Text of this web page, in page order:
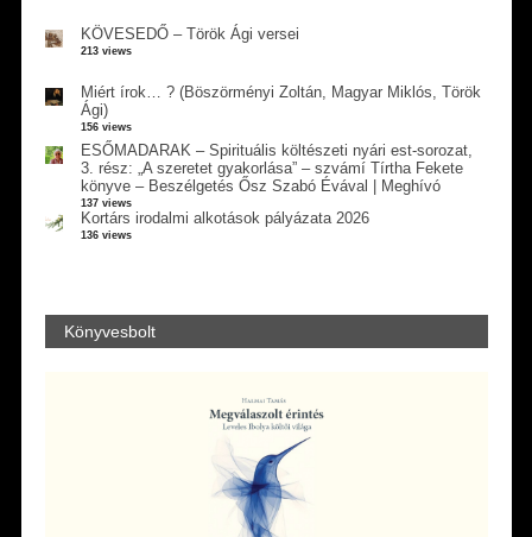
KÖVESEDŐ – Török Ági versei
213 views
Miért írok… ? (Böszörményi Zoltán, Magyar Miklós, Török
Ági)
156 views
ESŐMADARAK – Spirituális költészeti nyári est-sorozat,
3. rész: „A szeretet gyakorlása” – szvámí Tírtha Fekete
könyve – Beszélgetés Ősz Szabó Évával | Meghívó
137 views
Kortárs irodalmi alkotások pályázata 2026
136 views
Könyvesbolt